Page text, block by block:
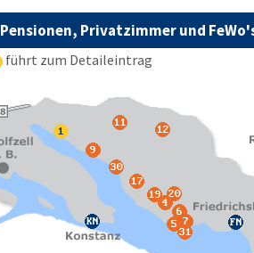
Pensionen, Privatzimmer und
führt zum Detaileintrag